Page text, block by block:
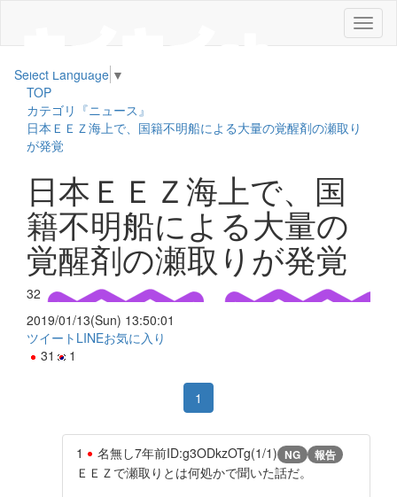
メ
ニ
Select Language ▼
TOP
カテゴリ『ニュース』
日本ＥＥＺ海上で、国籍不明船による大量の覚醒剤の瀬取り
が発覚
日本ＥＥＺ海上で、国
籍不明船による大量の
覚醒剤の瀬取りが発覚
32
2019/01/13(Sun) 13:50:01
ツイート LINEお気に入り
31
1
1
1 名無し7年前ID:g3ODkzOTg(1/1) NG 報告
ＥＥＺで瀬取りとは何処かで聞いた話だ。